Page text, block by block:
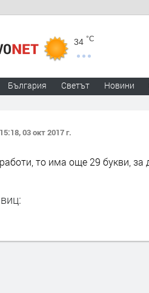
34 °C
България Светът Новини
15:18, 03 окт 2017 г.
то има още 29 букви, за